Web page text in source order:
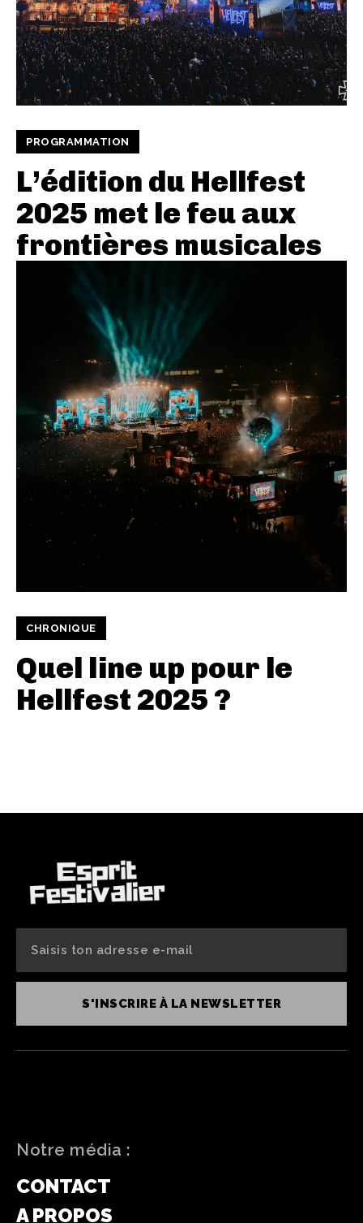
PROGRAMMATION
L’édition du Hellfest
2025 met le feu aux
frontières musicales
CHRONIQUE
Quel line up pour le
Hellfest 2025 ?
S'INSCRIRE À LA NEWSLETTER
Notre média :
CONTACT
A PROPOS